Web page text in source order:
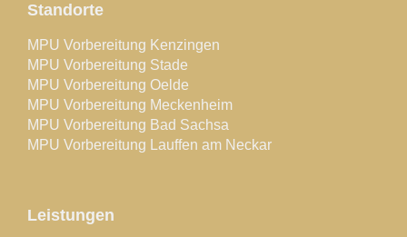
Standorte
MPU Vorbereitung Kenzingen
MPU Vorbereitung Stade
MPU Vorbereitung Oelde
MPU Vorbereitung Meckenheim
MPU Vorbereitung Bad Sachsa
MPU Vorbereitung Lauffen am Neckar
Leistungen